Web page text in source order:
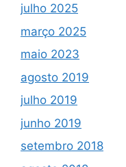
julho 2025
março 2025
maio 2023
agosto 2019
julho 2019
junho 2019
setembro 2018